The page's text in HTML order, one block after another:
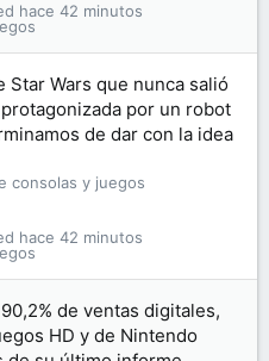
hace 42 minutos
Star Wars que nunca salió
por un robot
de dar con la idea
consolas y juegos
hace 42 minutos
de ventas digitales,
HD y de Nintendo